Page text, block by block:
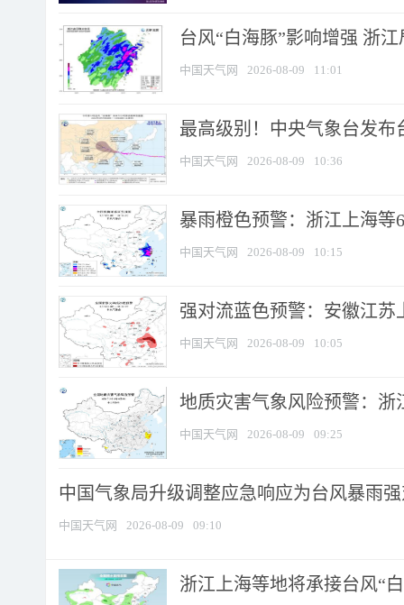
台风“白海豚”影响增强 浙
中国天气网 2026-08-09 11:01
最高级别！中央气象台发布
中国天气网 2026-08-09 10:36
暴雨橙色预警：浙江上海等
中国天气网 2026-08-09 10:15
强对流蓝色预警：安徽江苏
中国天气网 2026-08-09 10:05
地质灾害气象风险预警：浙
中国天气网 2026-08-09 09:25
中国气象局升级调整应急响应为台风暴雨
中国天气网 2026-08-09 09:10
浙江上海等地将承接台风“